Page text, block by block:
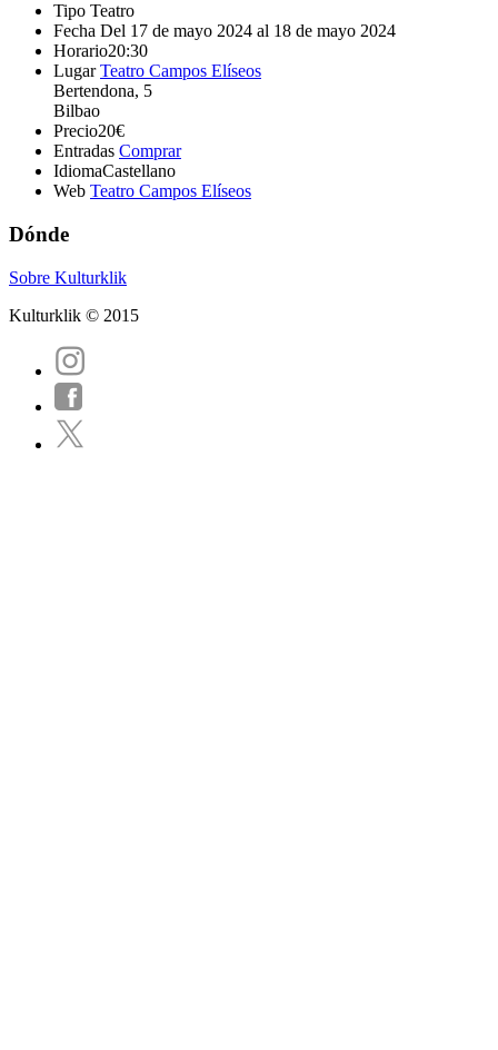
Tipo Teatro
Fecha Del 17 de mayo 2024 al 18 de mayo 2024
Horario20:30
Lugar Teatro Campos Elíseos
Bertendona, 5
Bilbao
Precio20€
Entradas Comprar
IdiomaCastellano
Web Teatro Campos Elíseos
Dónde
Sobre Kulturklik
Kulturklik © 2015